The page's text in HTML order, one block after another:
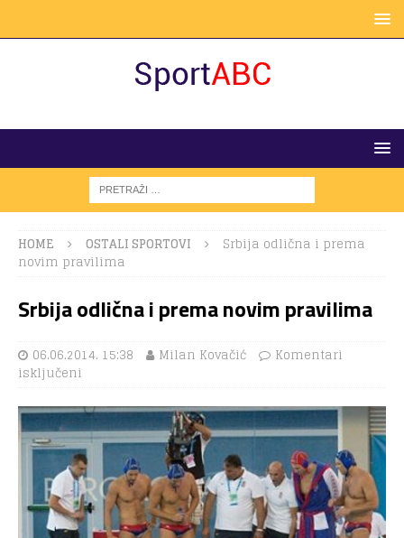
HOME OSTALI SPORTOVI
Srbija odlična i prema
novim pravilima
Srbija odlična i prema novim pravilima
06.06.2014. 15:38 Milan Kovačić
Komentari
isključeni